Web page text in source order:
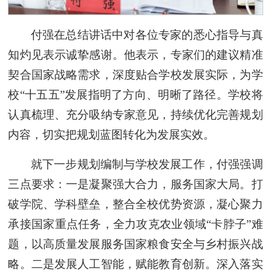
付强在总结讲话中对各位专家的悉心指导与真
知灼见表示诚挚感谢。他表示，专家们的建议精准
契合国家战略需求，深度贴合学校发展实际，为学
校“十五五”发展指明了方向、明晰了路径。学校将
认真梳理、充分吸纳专家意见，持续优化完善规划
内容，切实把规划蓝图转化为发展实效。
就下一步规划编制与学校发展工作，付强强调
三点要求：一是凝聚强大合力，服务国家大局。打
破学院、学科壁垒，整合全校优势资源，凝心聚力
承接国家重点任务，全力攻克农业领域“卡脖子”难
题，以高质量发展服务国家粮食安全与乡村振兴战
略。二是发展人工智能，赋能教育创新。深入落实